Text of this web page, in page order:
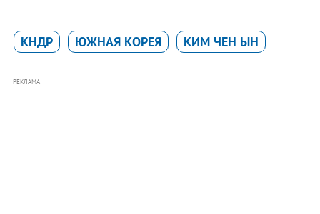
КНДР ЮЖНАЯ КОРЕЯ КИМ ЧЕН ЫН
РЕКЛАМА